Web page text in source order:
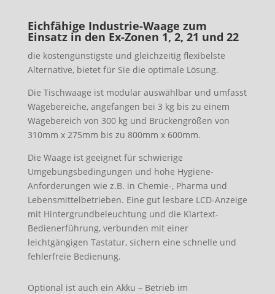
Eichfähige Industrie-Waage zum
Einsatz in den Ex-Zonen 1, 2, 21 und 22
die kostengünstigste und gleichzeitig flexibelste
Alternative, bietet für Sie die optimale Lösung.
Die Tischwaage ist modular auswählbar und umfasst
Wägebereiche, angefangen bei 3 kg bis zu einem
Wägebereich von 300 kg und Brückengrößen von
310mm x 275mm bis zu 800mm x 600mm.
Die Waage ist geeignet für schwierige
Umgebungsbedingungen und hohe Hygiene-
Anforderungen wie z.B. in Chemie-, Pharma und
Lebensmittelbetrieben. Eine gut lesbare LCD-Anzeige
mit Hintergrundbeleuchtung und die Klartext-
Bedienerführung, verbunden mit einer
leichtgängigen Tastatur, sichern eine schnelle und
fehlerfreie Bedienung.
Optional ist auch ein Akku – Betrieb im